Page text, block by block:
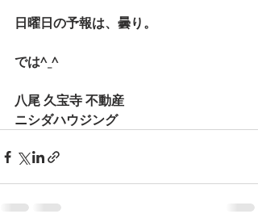
日曜日の予報は、曇り。
では^_^
八尾 久宝寺 不動産
ニシダハウジング